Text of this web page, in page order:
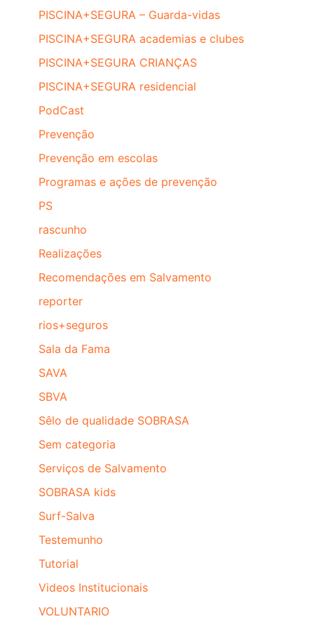
PISCINA+SEGURA – Guarda-vidas
PISCINA+SEGURA academias e clubes
PISCINA+SEGURA CRIANÇAS
PISCINA+SEGURA residencial
PodCast
Prevenção
Prevenção em escolas
Programas e ações de prevenção
PS
rascunho
Realizações
Recomendações em Salvamento
reporter
rios+seguros
Sala da Fama
SAVA
SBVA
Sêlo de qualidade SOBRASA
Sem categoria
Serviços de Salvamento
SOBRASA kids
Surf-Salva
Testemunho
Tutorial
Videos Institucionais
VOLUNTARIO